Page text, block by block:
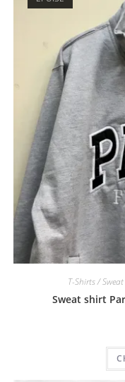
T-Shirts /
Sweat shirt